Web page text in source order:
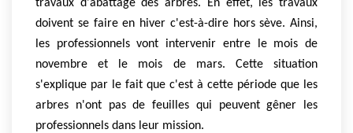
travaux d'abattage des arbres. En effet, les travaux
doivent se faire en hiver c'est-à-dire hors sève. Ainsi,
les professionnels vont intervenir entre le mois de
novembre et le mois de mars. Cette situation
s'explique par le fait que c'est à cette période que les
arbres n'ont pas de feuilles qui peuvent gêner les
professionnels dans leur mission.